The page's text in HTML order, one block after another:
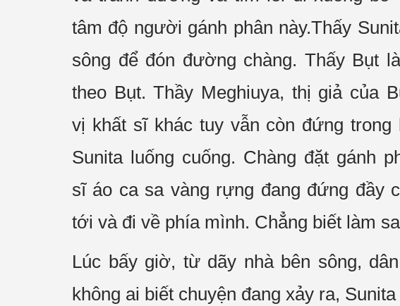
tâm độ người gánh phân này.Thấy
sông để đón đường chàng. Thấy Bụt
theo Bụt. Thầy Meghiuya, thị giảcủa
vị khất sĩkhác tuy vẫn còn đứng trong
Sunita luống cuống. Chàng đặt gánh
sĩáo ca savàng rựng đang đứng đầy
tới và đi về phía mình. Chẳng biết làm
Lúc bấy giờ, từ dãy nhà bên sông,
không ai biết chuyện đang xảy ra,